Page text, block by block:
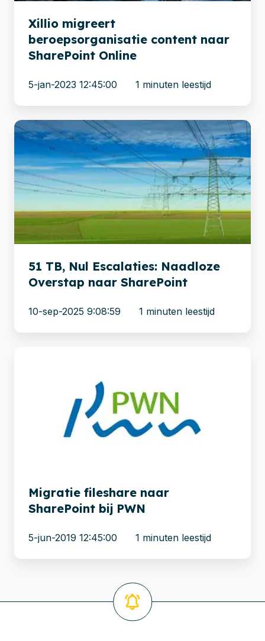
Xillio migreert
beroepsorganisatie content naar
SharePoint Online
5-jan-2023 12:45:00 1 minuten leestijd
51
TB,
Nul
Escalaties:
Naadloze
Overstap
naar
SharePoint
51 TB, Nul Escalaties: Naadloze
Overstap naar SharePoint
10-sep-2025 9:08:59 1 minuten leestijd
Migratie fileshare naar
SharePoint bij PWN
5-jun-2019 12:45:00 1 minuten leestijd